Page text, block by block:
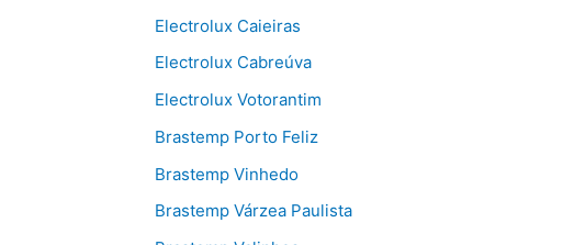
Electrolux Caieiras
Electrolux Cabreúva
Electrolux Votorantim
Brastemp Porto Feliz
Brastemp Vinhedo
Brastemp Várzea Paulista